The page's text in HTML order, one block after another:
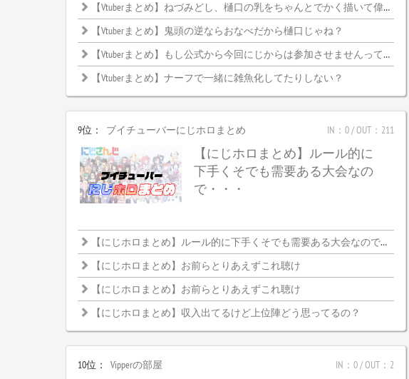
【Vtuberまとめ】ねづみどし、樋口の乳をちゃんとでかく描いて偉いぞ?
【Vtuberまとめ】鬼頭の逆ならおなべだから樋口じゃね？
【Vtuberまとめ】もし公式から今回にじからは参加させませんって発表したらどうなるんだろ、CRカップ中止になるんかなにじと絡めないならプロ側としてはなんの利点もないし
【Vtuberまとめ】ナーフで一緒に雑魚化してたりしない？
9位： ブイチューバーにじホロまとめ IN：0 / OUT：211
【にじホロまとめ】ルール的に
下手くそでも需要ある大会なの
で・・・
【にじホロまとめ】ルール的に下手くそでも需要ある大会なので・・・
【にじホロまとめ】お前らとりあえずこれ聴け
【にじホロまとめ】お前らとりあえずこれ聴け
【にじホロまとめ】収入出てるけど上位陣どう思ってるの？
10位： Vipperの部屋 IN：0 / OUT：2